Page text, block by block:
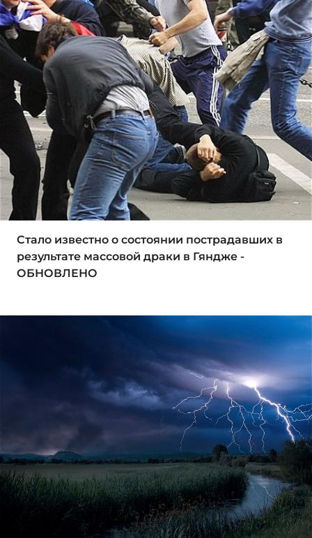
Стало известно о состоянии пострадавших в
результате массовой драки в Гяндже -
ОБНОВЛЕНО